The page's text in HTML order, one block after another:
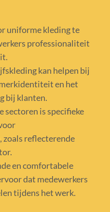
uniforme kleding te
professionaliteit
kan helpen bij
en het
bij klanten.
sectoren is specifieke
reflecterende
en comfortabele
dat medewerkers
tijdens het werk.